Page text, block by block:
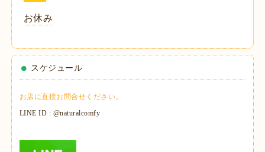
お休み
スケジュール
お店に直接お問合せください。
LINE ID : @naturalcomfy